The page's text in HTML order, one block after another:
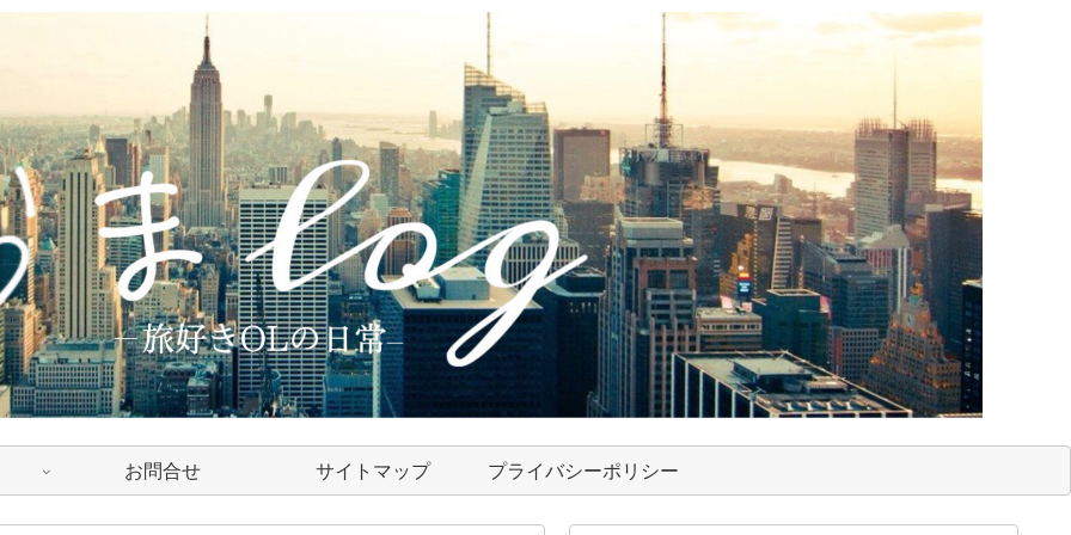
お問合せ サイトマップ プライバシーポリシー